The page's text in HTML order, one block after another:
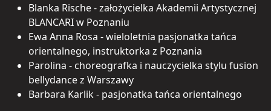
Blanka Rische - założycielka Akademii Artystycznej
BLANCARI w Poznaniu
Ewa Anna Rosa - wieloletnia pasjonatka tańca
orientalnego, instruktorka z Poznania
Parolina - choreografka i nauczycielka stylu fusion
bellydance z Warszawy
Barbara Karlik - pasjonatka tańca orientalnego